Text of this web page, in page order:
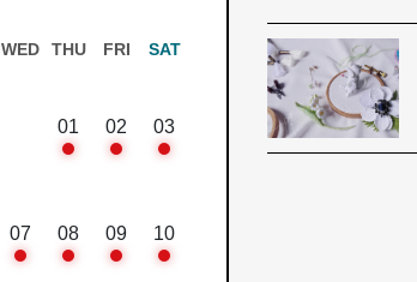
WED THU FRI SAT
01 02 03
07 08 09 10